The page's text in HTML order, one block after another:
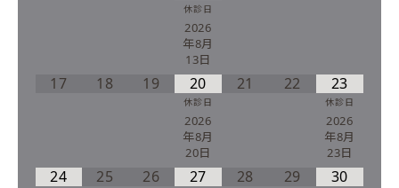
休診日
2026
年8月
13日
17 18 19 20
休診日
2026
年8月
20日
21 22 23
休診日
2026
年8月
23日
24 25 26 27 28 29 30